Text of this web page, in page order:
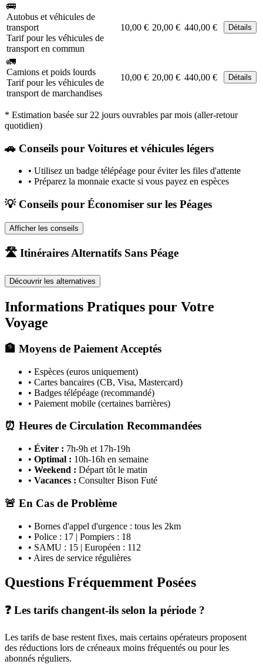
🚌
Autobus et véhicules de
transport
Tarif pour les véhicules de
transport en commun
10,00 € 20,00 € 440,00 € Détails
🚛
Camions et poids lourds
Tarif pour les véhicules de
transport de marchandises
10,00 € 20,00 € 440,00 € Détails
* Estimation basée sur 22 jours ouvrables par mois (aller-retour
quotidien)
🚗 Conseils pour Voitures et véhicules légers
• Utilisez un badge télépéage pour éviter les files d'attente
• Préparez la monnaie exacte si vous payez en espèces
💡 Conseils pour Économiser sur les Péages
Afficher les conseils
🛣️ Itinéraires Alternatifs Sans Péage
Découvrir les alternatives
Informations Pratiques pour Votre
Voyage
🏦 Moyens de Paiement Acceptés
• Espèces (euros uniquement)
• Cartes bancaires (CB, Visa, Mastercard)
• Badges télépéage (recommandé)
• Paiement mobile (certaines barrières)
⏰ Heures de Circulation Recommandées
• Éviter : 7h-9h et 17h-19h
• Optimal : 10h-16h en semaine
• Weekend : Départ tôt le matin
• Vacances : Consulter Bison Futé
🚨 En Cas de Problème
• Bornes d'appel d'urgence : tous les 2km
• Police : 17 | Pompiers : 18
• SAMU : 15 | Européen : 112
• Aires de service régulières
Questions Fréquemment Posées
❓ Les tarifs changent-ils selon la période ?
Les tarifs de base restent fixes, mais certains opérateurs proposent
des réductions lors de créneaux moins fréquentés ou pour les
abonnés réguliers.